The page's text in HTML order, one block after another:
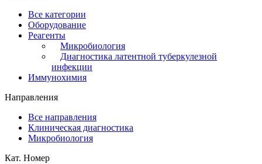
Все категории
Оборудование
Реагенты
Микробиология
Диагностика латентной туберкулезной
инфекции
Иммунохимия
Направления
Все направления
Клиническая диагностика
Микробиология
Кат. Номер